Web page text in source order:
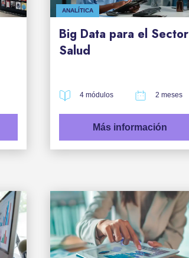
ANALÍTICA
Big Data para el Sector
Salud
4 módulos 2 meses
Más información